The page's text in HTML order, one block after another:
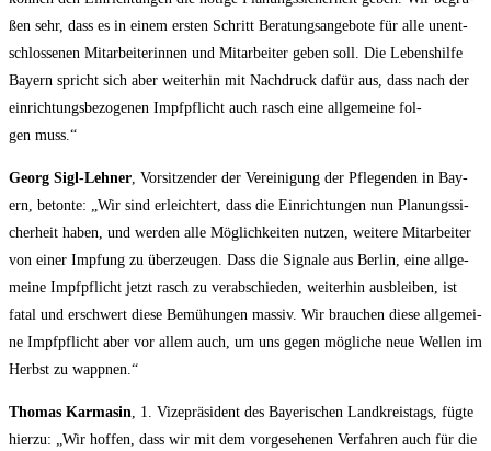
ßen sehr, dass es in einem ers­ten Schritt Bera­tungs­an­ge­bo­te für alle unent­
schlos­se­nen Mit­ar­bei­te­rin­nen und Mit­ar­bei­ter geben soll. Die Lebens­hil­fe
Bay­ern spricht sich aber wei­ter­hin mit Nach­druck dafür aus, dass nach der
ein­rich­tungs­be­zo­ge­nen Impf­pflicht auch rasch eine all­ge­mei­ne fol­
gen muss.“
Georg Sigl-Leh­ner , Vor­sit­zen­der der Ver­ei­ni­gung der Pfle­gen­den in Bay­
ern, beton­te: „Wir sind erleich­tert, dass die Ein­rich­tun­gen nun Pla­nungs­si­
cher­heit haben, und wer­den alle Mög­lich­kei­ten nut­zen, wei­te­re Mit­ar­bei­ter
von einer Imp­fung zu über­zeu­gen. Dass die Signa­le aus Ber­lin, eine all­ge­
mei­ne Impf­pflicht jetzt rasch zu ver­ab­schie­den, wei­ter­hin aus­blei­ben, ist
fatal und erschwert die­se Bemü­hun­gen mas­siv. Wir brau­chen die­se all­ge­mei­
ne Impf­pflicht aber vor allem auch, um uns gegen mög­li­che neue Wel­len im
Herbst zu wappnen.“
Tho­mas Kar­ma­sin , 1. Vize­prä­si­dent des Baye­ri­schen Land­kreis­tags, füg­te
hier­zu: „Wir hof­fen, dass wir mit dem vor­ge­se­he­nen Ver­fah­ren auch für die